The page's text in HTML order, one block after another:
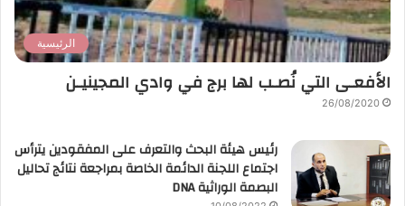
الرئيسية
الأفعـى التي نُصـب لها برج في وادي المجينيـن
26/08/2020
رئيس هيئة البحث والتعرف على المفقودين يترأس
اجتماع اللجنة الدائمة الخاصة بمراجعة نتائج تحاليل
البصمة الوراثية DNA